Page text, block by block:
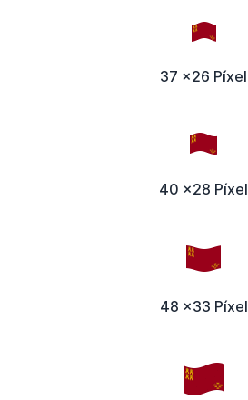
37 x26 Píxel
40 x28 Píxel
48 x33 Píxel